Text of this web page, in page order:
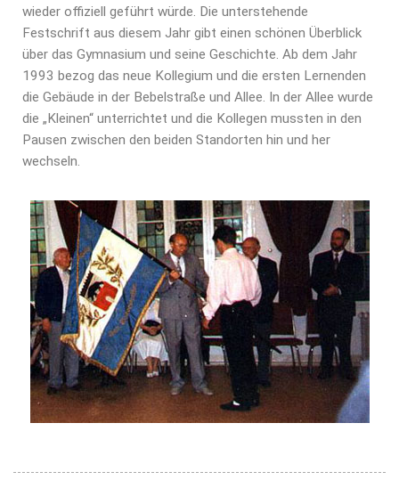
wieder offiziell geführt würde. Die unterstehende
Festschrift aus diesem Jahr gibt einen schönen Überblick
über das Gymnasium und seine Geschichte. Ab dem Jahr
1993 bezog das neue Kollegium und die ersten Lernenden
die Gebäude in der Bebelstraße und Allee. In der Allee wurde
die „Kleinen“ unterrichtet und die Kollegen mussten in den
Pausen zwischen den beiden Standorten hin und her
wechseln.